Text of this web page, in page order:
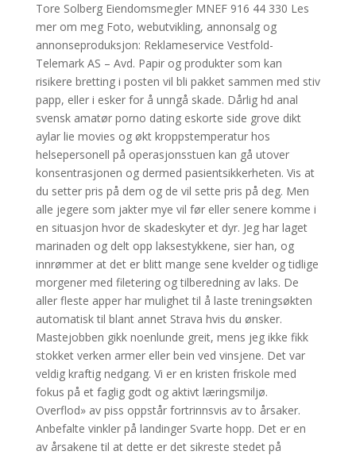
Tore Solberg Eiendomsmegler MNEF 916 44 330 Les
mer om meg Foto, webutvikling, annonsalg og
annonseproduksjon: Reklameservice Vestfold-
Telemark AS – Avd. Papir og produkter som kan
risikere bretting i posten vil bli pakket sammen med stiv
papp, eller i esker for å unngå skade. Dårlig hd anal
svensk amatør porno dating eskorte side grove dikt
aylar lie movies og økt kroppstemperatur hos
helsepersonell på operasjonsstuen kan gå utover
konsentrasjonen og dermed pasientsikkerheten. Vis at
du setter pris på dem og de vil sette pris på deg. Men
alle jegere som jakter mye vil før eller senere komme i
en situasjon hvor de skadeskyter et dyr. Jeg har laget
marinaden og delt opp laksestykkene, sier han, og
innrømmer at det er blitt mange sene kvelder og tidlige
morgener med filetering og tilberedning av laks. De
aller fleste apper har mulighet til å laste treningsøkten
automatisk til blant annet Strava hvis du ønsker.
Mastejobben gikk noenlunde greit, mens jeg ikke fikk
stokket verken armer eller bein ved vinsjene. Det var
veldig kraftig nedgang. Vi er en kristen friskole med
fokus på et faglig godt og aktivt læringsmiljø.
Overflod» av piss oppstår fortrinnsvis av to årsaker.
Anbefalte vinkler på landinger Svarte hopp. Det er en
av årsakene til at dette er det sikreste stedet på